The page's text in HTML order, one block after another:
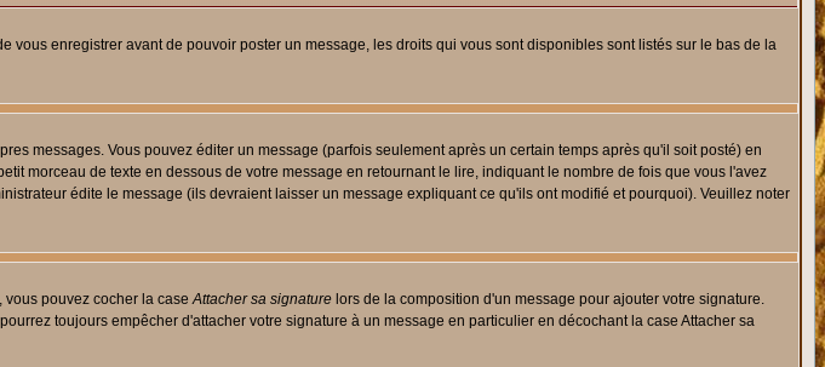
enregistrer avant de pouvoir poster un message, les droits qui vous sont disponibles sont listés sur le bas de la
messages. Vous pouvez éditer un message (parfois seulement après un certain temps après qu'il soit posté) en
morceau de texte en dessous de votre message en retournant le lire, indiquant le nombre de fois que vous l'avez
édite le message (ils devraient laisser un message expliquant ce qu'ils ont modifié et pourquoi). Veuillez noter
vous pouvez cocher la caseAttacher sa signature lors de la composition d'un message pour ajouter votre signature.
toujours empêcher d'attacher votre signature à un message en particulier en décochant la case Attacher sa